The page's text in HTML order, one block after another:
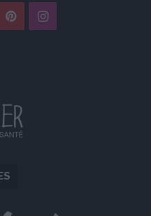
PinterestInstagram